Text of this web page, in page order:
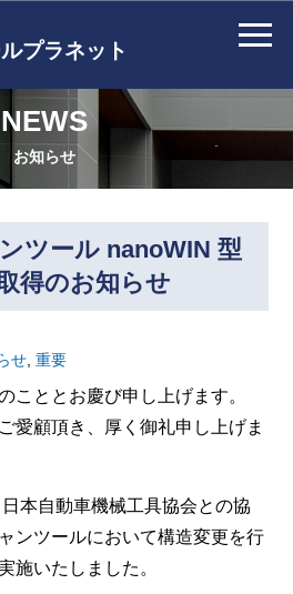
プラネット
NEWS
お知らせ
ツール nanoWIN 型
得のお知らせ
せ ,重要
ととお慶び申し上げます。
愛顧頂き、厚く御礼申し上げま
本自動車機械工具協会との協
ンツールにおいて構造変更を行
施いたしました。